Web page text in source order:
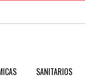
SANITARIOS